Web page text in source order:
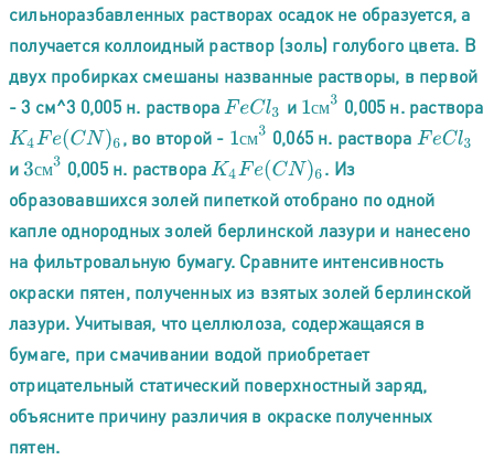
сильноразбавленных растворах осадок не образуется, а
получается коллоидный раствор (золь) голубого цвета. В
двух пробирках смешаны названные растворы, в первой
- 3 см^3 0,005 н. раствора FeCl3 и см
1см3 0,005 н. раствора
K4Fe(CN)6 , во второй - см
1см3 0,065 н. раствора FeCl3
и см
3см3 0,005 н. раствора K4Fe(CN)6
. Из
образовавшихся золей пипеткой отобрано по одной
капле однородных золей берлинской лазури и нанесено
на фильтровальную бумагу. Сравните интенсивность
окраски пятен, полученных из взятых золей берлинской
лазури. Учитывая, что целлюлоза, содержащаяся в
бумаге, при смачивании водой приобретает
отрицательный статический поверхностный заряд,
объясните причину различия в окраске полученных
пятен.